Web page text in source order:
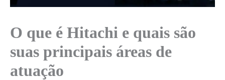
O que é Hitachi e quais são
suas principais áreas de
atuação